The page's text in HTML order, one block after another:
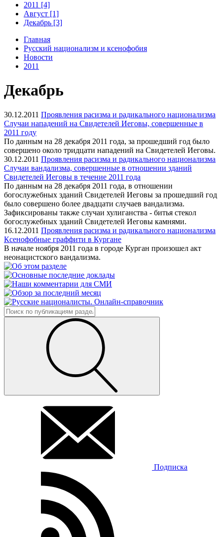
2011 [4]
Август [1]
Декабрь [3]
Главная
Русский национализм и ксенофобия
Новости
2011
Декабрь
30.12.2011 Проявления расизма и радикального национализма
Случаи нападений на Свидетелей Иеговы, совершенные в
2011 году
По данным на 28 декабря 2011 года, за прошедший год было
совершено около тридцати нападений на Свидетелей Иеговы.
30.12.2011 Проявления расизма и радикального национализма
Случаи вандализма, совершенные в отношении зданий
Свидетелей Иеговы в течение 2011 года
По данным на 28 декабря 2011 года, в отношении
богослужебных зданий Свидетелей Иеговы за прошедший год
было совершено более двадцати случаев вандализма.
Зафиксированы также случаи хулиганства - битья стекол
богослужебных зданий Свидетелей Иеговы камнями.
16.12.2011 Проявления расизма и радикального национализма
Ксенофобные граффити в Кургане
В начале ноября 2011 года в городе Курган произошел акт
неонацистского вандализма.
Подписка